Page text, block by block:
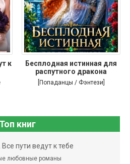
к
Бесплодная истинная для
распутного дракона
[Попаданцы / Фэнтези]
Топ книг
пути ведут к тебе
любовные романы